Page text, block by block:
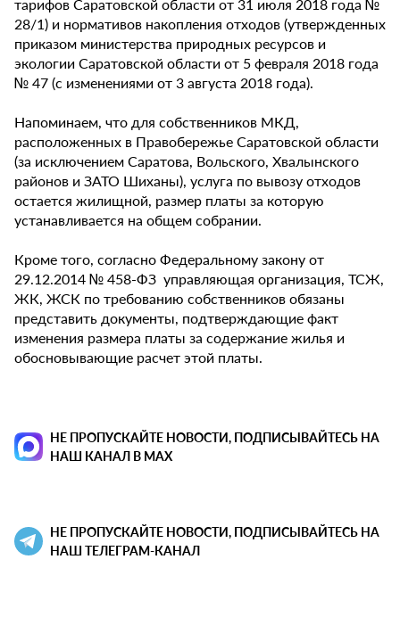
тарифов Саратовской области от 31 июля 2018 года №
28/1) и нормативов накопления отходов (утвержденных
приказом министерства природных ресурсов и
экологии Саратовской области от 5 февраля 2018 года
№ 47 (с изменениями от 3 августа 2018 года).
Напоминаем, что для собственников МКД,
расположенных в Правобережье Саратовской области
(за исключением Саратова, Вольского, Хвалынского
районов и ЗАТО Шиханы), услуга по вывозу отходов
остается жилищной, размер платы за которую
устанавливается на общем собрании.
Кроме того, согласно Федеральному закону от
29.12.2014 № 458-ФЗ управляющая организация, ТСЖ,
ЖК, ЖСК по требованию собственников обязаны
представить документы, подтверждающие факт
изменения размера платы за содержание жилья и
обосновывающие расчет этой платы.
НЕ ПРОПУСКАЙТЕ НОВОСТИ, ПОДПИСЫВАЙТЕСЬ НА
НАШ КАНАЛ В MAX
НЕ ПРОПУСКАЙТЕ НОВОСТИ, ПОДПИСЫВАЙТЕСЬ НА
НАШ ТЕЛЕГРАМ-КАНАЛ